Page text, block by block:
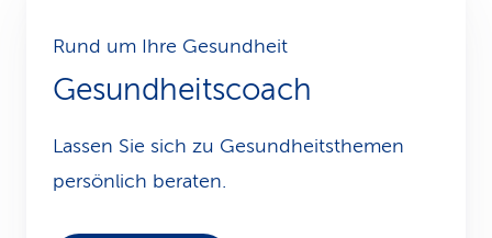
Rund um Ihre Gesundheit
Gesundheitscoach
Lassen Sie sich zu Gesundheits­themen
persönlich beraten.